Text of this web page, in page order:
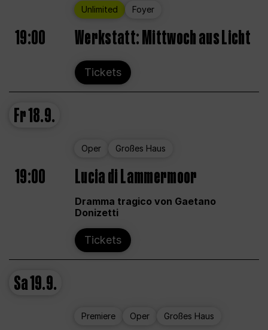
Unlimited Foyer
19:00 Werkstatt: Mittwoch aus Licht
Tickets
Fr18.9.
Oper Großes Haus
19:00 Lucia di Lammermoor
Dramma tragico von Gaetano
Donizetti
Tickets
Sa19.9.
Premiere Oper Großes Haus